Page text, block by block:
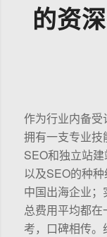
的资
作为行业内备
拥有一支专业
SEO和独立站
以及SEO的种
中国出海企业
总费用平均都
考，口碑相传